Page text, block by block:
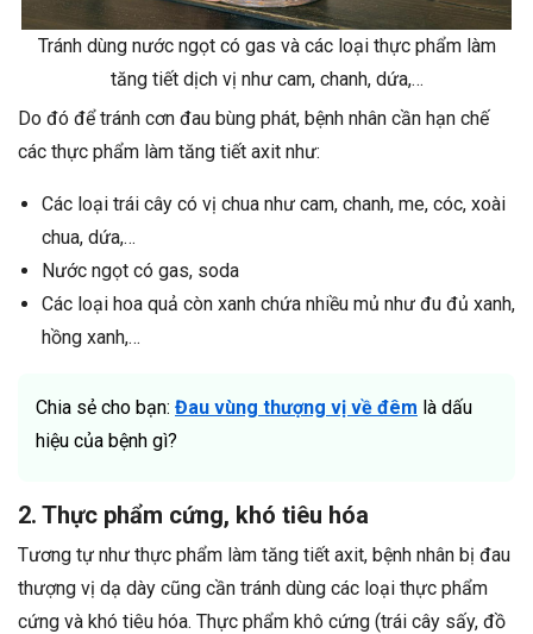
Tránh dùng nước ngọt có gas và các loại thực phẩm làm
tăng tiết dịch vị như cam, chanh, dứa,…
Do đó để tránh cơn đau bùng phát, bệnh nhân cần hạn chế
các thực phẩm làm tăng tiết axit như:
Các loại trái cây có vị chua như cam, chanh, me, cóc, xoài
chua, dứa,…
Nước ngọt có gas, soda
Các loại hoa quả còn xanh chứa nhiều mủ như đu đủ xanh,
hồng xanh,…
Chia sẻ cho bạn: Đau vùng thượng vị về đêm là dấu
hiệu của bệnh gì?
2. Thực phẩm cứng, khó tiêu hóa
Tương tự như thực phẩm làm tăng tiết axit, bệnh nhân bị đau
thượng vị dạ dày cũng cần tránh dùng các loại thực phẩm
cứng và khó tiêu hóa. Thực phẩm khô cứng (trái cây sấy, đồ